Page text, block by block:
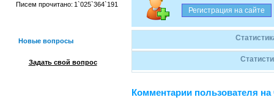
Писем прочитано: 1`025`364`191
Новые вопросы
Задать свой вопрос
Комментарии пользователя на